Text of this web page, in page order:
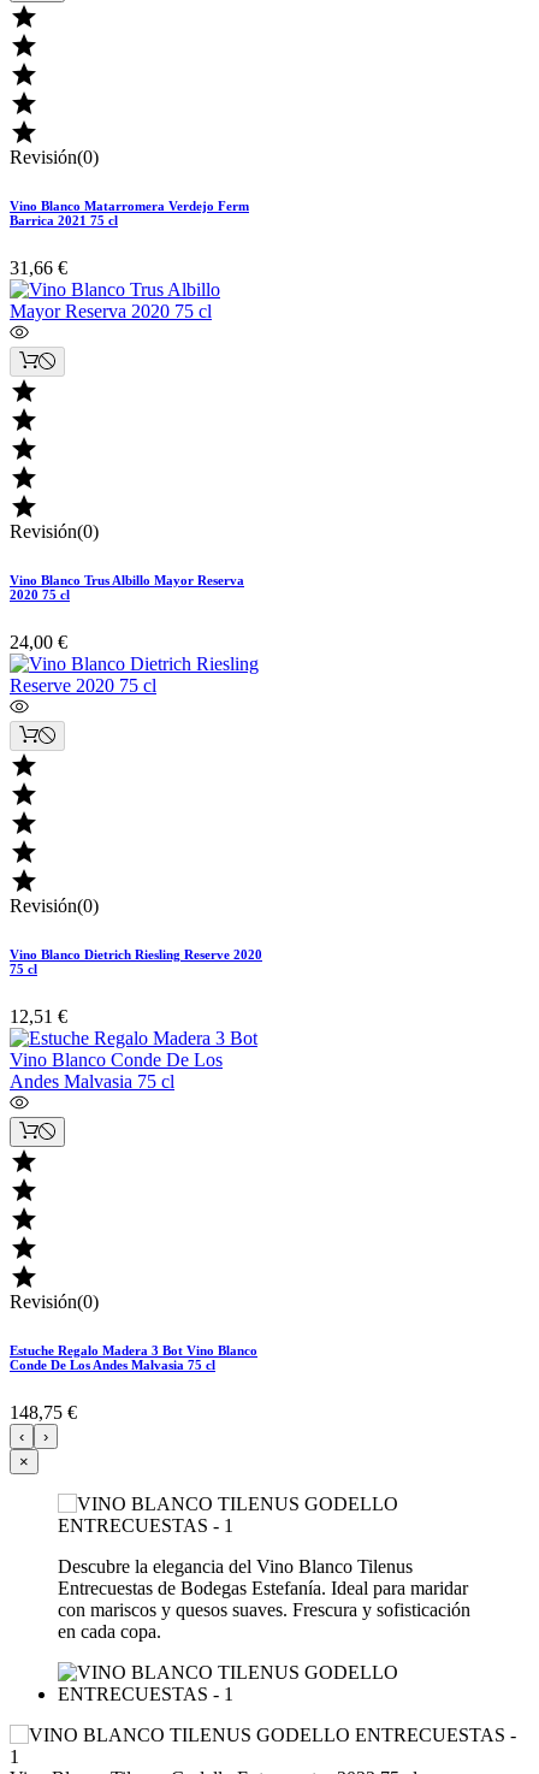





Revisión(0)
Vino Blanco Matarromera Verdejo Ferm
Barrica 2021 75 cl
31,66 €





Revisión(0)
Vino Blanco Trus Albillo Mayor Reserva
2020 75 cl
24,00 €





Revisión(0)
Vino Blanco Dietrich Riesling Reserve 2020
75 cl
12,51 €





Revisión(0)
Estuche Regalo Madera 3 Bot Vino Blanco
Conde De Los Andes Malvasia 75 cl
148,75 €
‹
›
×
Descubre la elegancia del Vino Blanco Tilenus
Entrecuestas de Bodegas Estefanía. Ideal para maridar
con mariscos y quesos suaves. Frescura y sofisticación
en cada copa.